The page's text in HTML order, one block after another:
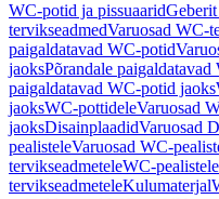
WC-potid ja pissuaarid
tervikseadmedVaruosad WC-
paigaldatavad WC-potid
jaoksPõrandale paigaldatavad
paigaldatavad WC-potid jaoks
jaoksWC-pottideleVaruosad
jaoksDisainplaadidVaruosad
pealisteleVaruosad WC-
tervikseadmeteleWC-pealistele
tervikseadmeteleKulumaterjal